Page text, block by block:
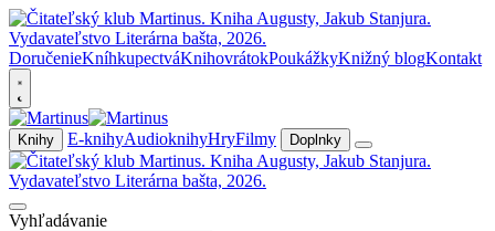
DoručenieKníhkupectváKnihovrátokPoukážkyKnižný blogKontakt
Knihy E-knihyAudioknihyHryFilmy Doplnky
Vyhľadávanie